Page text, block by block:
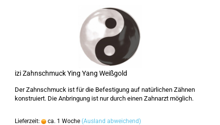
izi Zahnschmuck Ying Yang Weißgold
Der Zahnschmuck ist für die Befestigung auf natürlichen Zähnen
konstruiert. Die Anbringung ist nur durch einen Zahnarzt möglich.
Lieferzeit: ca. 1 Woche (Ausland abweichend)